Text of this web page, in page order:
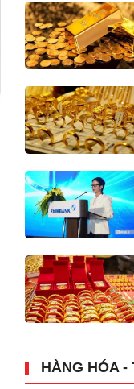
HÀNG HÓA -